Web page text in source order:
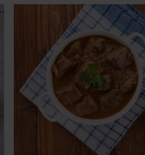
dan hebben wij deze 9